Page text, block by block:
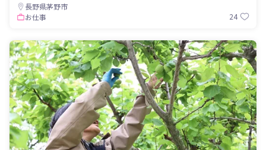
長野県茅野市
お仕事
24